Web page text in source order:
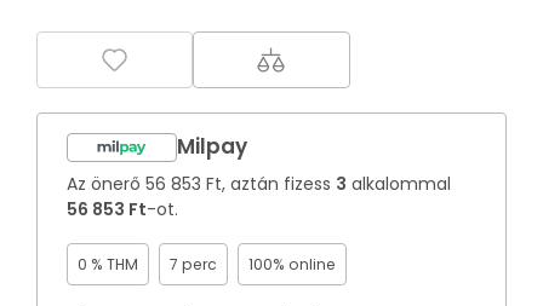
Milpay
Az önerő 56 853 Ft, aztán fizess 3 alkalommal
56 853 Ft-ot.
0 % THM 7 perc 100% online